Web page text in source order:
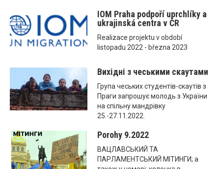
IOM Praha podpoří uprchlíky a
ukrajinská centra v ČR
Realizace projektu v období
listopadu 2022 - března 2023
Вихідні з чеськими скаутами
Група чеських студентів-скаутів з
Праги запрошує молодь з України
на спільну мандрівку
25.-27.11.2022.
Porohy 9.2022
ВАЦЛАВСЬКИЙ ТА
ПАРЛАМЕНТСЬКИЙ МІТИНГИ; а